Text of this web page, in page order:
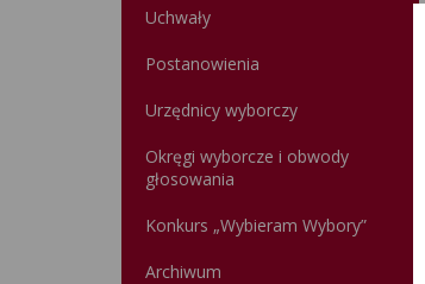
Uchwały
Postanowienia
Urzędnicy wyborczy
Okręgi wyborcze i obwody
głosowania
Konkurs „Wybieram Wybory”
Archiwum